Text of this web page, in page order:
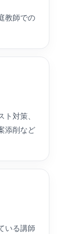
教師での
対策、
添削など
いる講師